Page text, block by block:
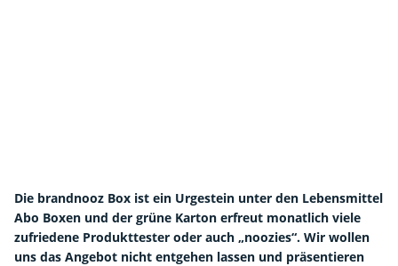
Die brandnooz Box ist ein Urgestein unter den Lebensmittel
Abo Boxen und der grüne Karton erfreut monatlich viele
zufriedene Produkttester oder auch „noozies“. Wir wollen
uns das Angebot nicht entgehen lassen und präsentieren